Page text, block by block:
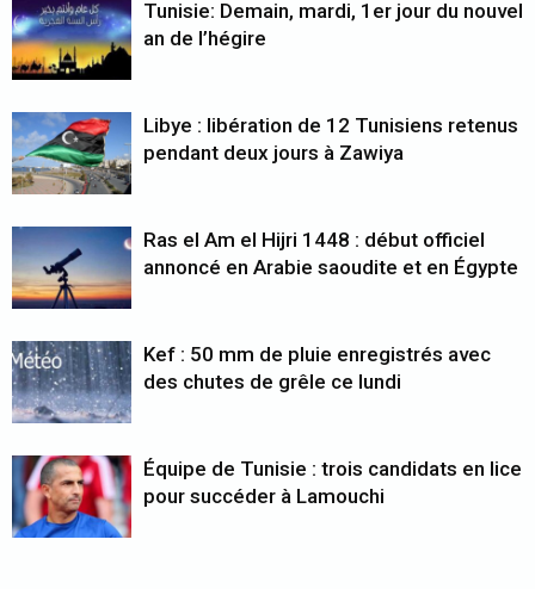
Tunisie: Demain, mardi, 1er jour du nouvel
an de l’hégire
Libye : libération de 12 Tunisiens retenus
pendant deux jours à Zawiya
Ras el Am el Hijri 1448 : début officiel
annoncé en Arabie saoudite et en Égypte
Kef : 50 mm de pluie enregistrés avec
des chutes de grêle ce lundi
Équipe de Tunisie : trois candidats en lice
pour succéder à Lamouchi